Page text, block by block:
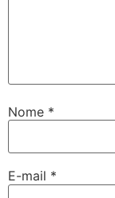
Nome *
E-mail *